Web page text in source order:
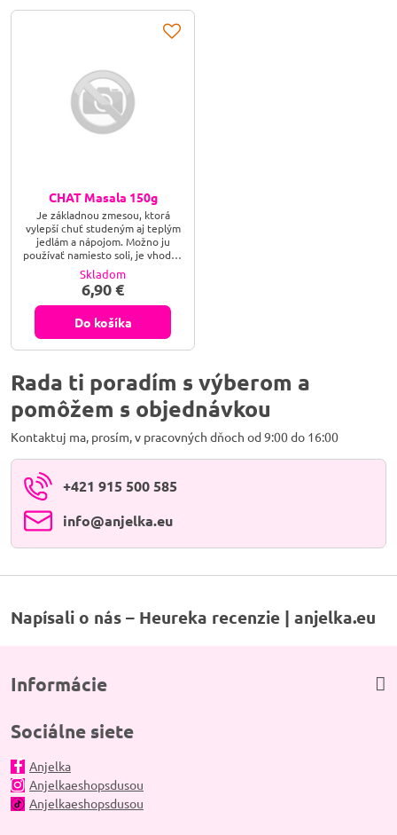
CHAT Masala 150g
Je základnou zmesou, ktorá
vylepší chuť studeným aj teplým
jedlám a nápojom. Možno ju
používať namiesto soli, je vhodná
do jogurtu, zeleninových i
ovocných šalátov a štiav, na
hrianky, chlebíčky, do nátierok,
polievok, na vyprážané hranolky,
chipsy, sušienky a do naklíčených
Skladom
6,90 €
Do košíka
Rada ti poradím s výberom a
pomôžem s objednávkou
Kontaktuj ma, prosím, v pracovných dňoch od 9:00 do 16:00
+421 915 500 585
info​@anjelka​.eu
Napísali o nás – Heureka recenzie | anjelka.eu
Informácie
Sociálne siete
Anjelka
Anjelkaeshopsdusou
Anjelkaeshopsdusou